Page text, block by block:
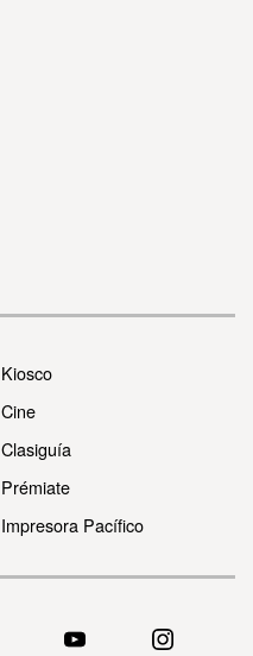
Kiosco
Cine
Clasiguía
Prémiate
Impresora Pacífico